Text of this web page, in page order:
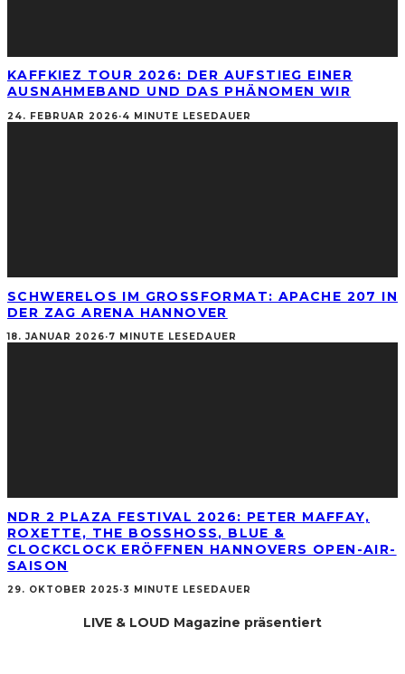
KAFFKIEZ TOUR 2026: DER AUFSTIEG EINER
AUSNAHMEBAND UND DAS PHÄNOMEN WIR
24. FEBRUAR 2026·4 MINUTE LESEDAUER
SCHWERELOS IM GROSSFORMAT: APACHE 207 IN D
ER ZAG ARENA HANNOVER
18. JANUAR 2026·7 MINUTE LESEDAUER
NDR 2 PLAZA FESTIVAL 2026: PETER MAFFAY,
ROXETTE, THE BOSSHOSS, BLUE &
CLOCKCLOCK ERÖFFNEN HANNOVERS OPEN-AIR-
SAISON
29. OKTOBER 2025·3 MINUTE LESEDAUER
LIVE & LOUD Magazine präsentiert